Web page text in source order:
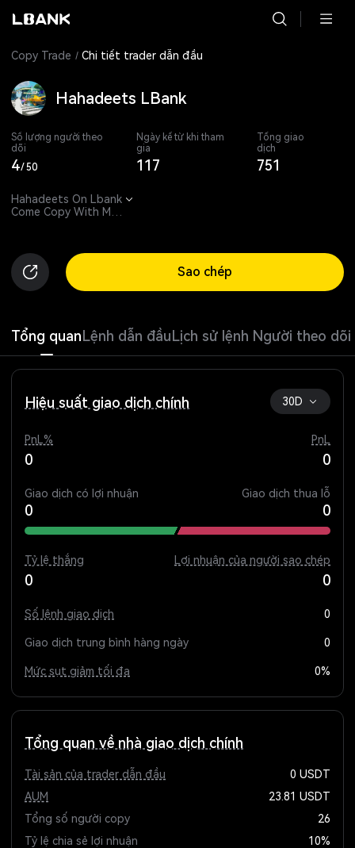
Copy Trade Chi tiết trader dẫn đầu
Hahadeets LBank
Số lượng người theo
dõi
4/50
Ngày kể từ khi tham
gia
117
Tổng giao
dịch
751
Hahadeets On Lbank
Come Copy With Me.
Sao chép
Tổng quan Lệnh dẫn đầu Lịch sử lệnh Người theo dõi
Hiệu suất giao dịch chính 30D
PnL%
0
PnL
0
Giao dịch có lợi nhuận
0
Giao dịch thua lỗ
0
Tỷ lệ thắng
0
Lợi nhuận của người sao chép
0
Số lệnh giao dịch 0
Giao dịch trung bình hàng ngày 0
Mức sụt giảm tối đa 0%
Tổng quan về nhà giao dịch chính
Tài sản của trader dẫn đầu 0 USDT
AUM
23.81 USDT
Tổng số người copy
26
Tỷ lệ chia sẻ lợi nhuận
10%